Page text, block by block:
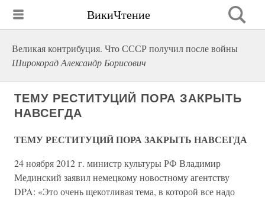
ВикиЧтение
Великая контрибуция. Что СССР получил после войны
Широкорад Александр Борисович
ТЕМУ РЕСТИТУЦИЙ ПОРА ЗАКРЫТЬ
НАВСЕГДА
ТЕМУ РЕСТИТУЦИЙ ПОРА ЗАКРЫТЬ НАВСЕГДА
24 ноября 2012 г. министр культуры РФ Владимир
Мединский заявил немецкому новостному агентству
DPA: «Это очень щекотливая тема, в которой все надо